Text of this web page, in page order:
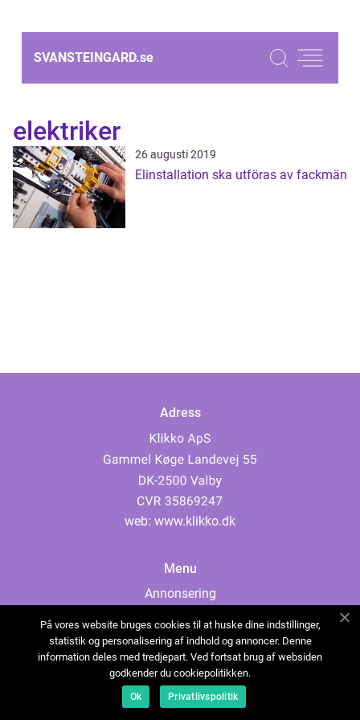
SVANSTEINGARD.se
elektriker
26 augusti 2019
Elinstallation ska utföras av fackmän
Adress
web: www.klikko.dk
Menu
Annonsering
Cookies
Kontakta oss
Sitemap
På vores website bruges cookies til at huske dine indstillinger,
statistik og personalisering af indhold og annoncer. Denne
information deles med tredjepart. Ved fortsat brug af websiden
godkender du cookiepolitikken.
Ok Privatlivspolitik